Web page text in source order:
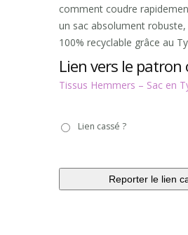
comment coudre
un sac absolument
100% recyclable grâce au
Lien vers le
Tissus Hemmers – Sac en
casséLien cassé ?